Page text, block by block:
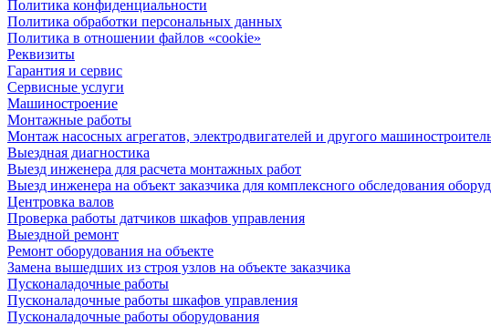
Политика конфиденциальности
Политика обработки персональных данных
Политика в отношении файлов «cookie»
Реквизиты
Гарантия и сервис
Сервисные услуги
Машиностроение
Монтажные работы
Монтаж насосных агрегатов, электродвигателей и другого
Выездная диагностика
Выезд инженера для расчета монтажных работ
Выезд инженера на объект заказчика для комплексного обследования
Центровка валов
Проверка работы датчиков шкафов управления
Выездной ремонт
Ремонт оборудования на объекте
Замена вышедших из строя узлов на объекте заказчика
Пусконаладочные работы
Пусконаладочные работы шкафов управления
Пусконаладочные работы оборудования